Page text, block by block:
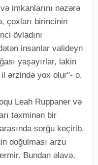
imkanlarını nəzərə
çoxları birincinin
övladını
insanlar valideyn
yaşayırlar, lakin
ərzində yox olur"- o,
Leah Ruppaner və
təxminən bir
sorğu keçirib.
doğulması arzu
Bundan əlavə,